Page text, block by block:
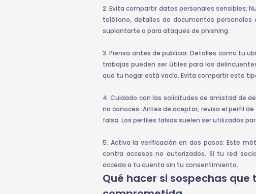
2. Evita compartir datos personales sensibles:
teléfono, detalles de documentos personales
suplantarte o para ataques de phishing.
3. Piensa antes de publicar: Detalles como tu
trabajas pueden ser útiles para los
que tu hogar está vacío. Evita compartir este
4. Cuidado con las solicitudes de amistad de
no conoces. Antes de aceptar, revisa el perfil
falsa. Los perfiles falsos suelen ser utilizados
5. Activa la verificación en dos pasos: Este
contra accesos no autorizados. Si tu red
acceda a tu cuenta sin tu consentimiento.
Qué hacer si sospechas